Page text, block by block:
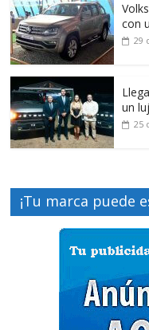
con
29
un
25
¡Tu marca puede